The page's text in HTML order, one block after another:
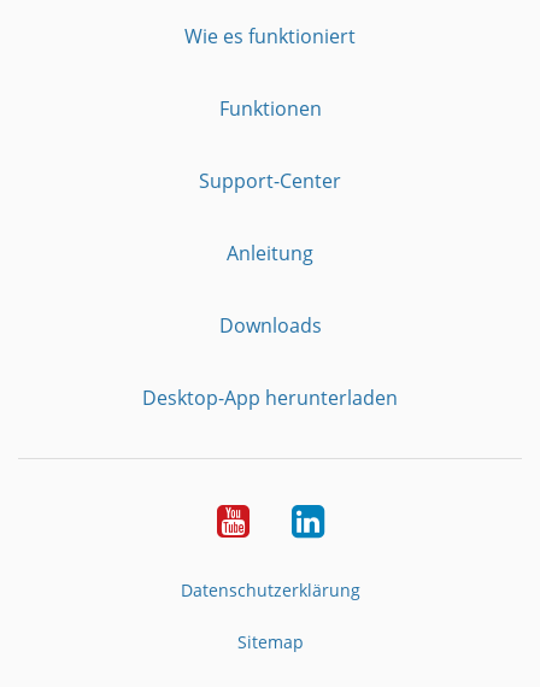
Wie es funktioniert
Funktionen
Support-Center
Anleitung
Downloads
Desktop-App herunterladen
YouTubeLinkedIn
Datenschutzerklärung
Sitemap